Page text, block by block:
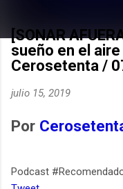
[SONAR
sueño en el
Cerosetenta /
julio 15, 2019
Por
Podcast